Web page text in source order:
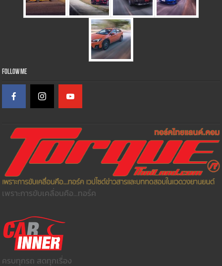
Follow Me
เพราะการขับเคลื่อนคือ...ทอร์ค
ครบทุกรถ สดทุกเรื่อง